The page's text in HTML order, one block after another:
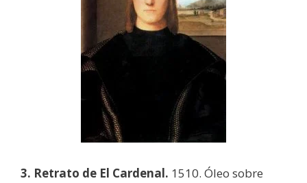
3. Retrato de El Cardenal. 1510. Óleo sobre